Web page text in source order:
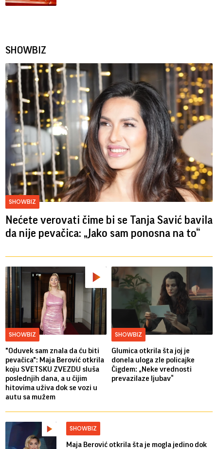
SHOWBIZ
SHOWBIZ
Nećete verovati čime bi se Tanja Savić bavila
da nije pevačica: „Jako sam ponosna na to“
SHOWBIZ
"Oduvek sam znala da ću biti
pevačica": Maja Berović otkrila
koju SVETSKU ZVEZDU sluša
poslednjih dana, a u čijim
hitovima uživa dok se vozi u
autu sa mužem
SHOWBIZ
Glumica otkrila šta joj je
donela uloga zle policajke
Čigdem: „Neke vrednosti
prevazilaze ljubav“
SHOWBIZ
Maja Berović otkrila šta je mogla jedino dok